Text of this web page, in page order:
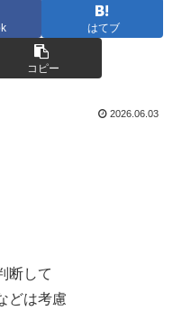
はてブ
コピー
2026.06.03
断して
どは考慮